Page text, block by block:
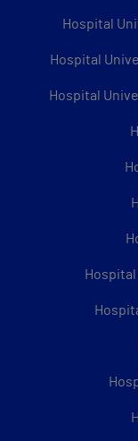
Hospital
Hospital
Hospital